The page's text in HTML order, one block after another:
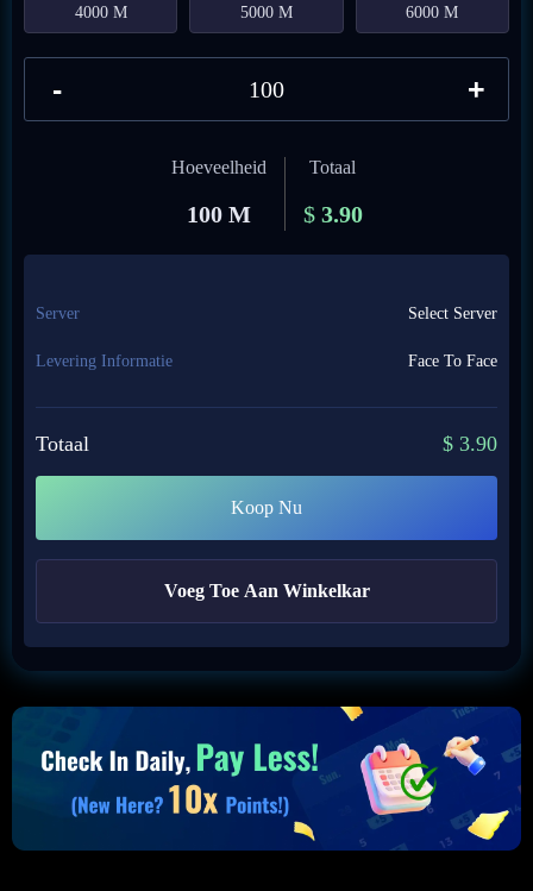
4000 M 5000 M 6000 M
- +
Hoeveelheid
100 M
Totaal
$ 3.90
Server Select Server
Levering Informatie Face To Face
Totaal $ 3.90
Koop Nu
Voeg Toe Aan Winkelkar